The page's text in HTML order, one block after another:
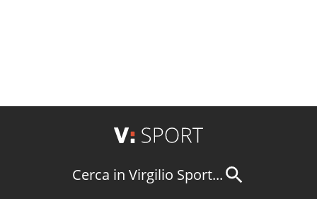
Cerca in Virgilio Sport...